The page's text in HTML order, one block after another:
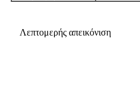
Λεπτομερής απεικόνιση